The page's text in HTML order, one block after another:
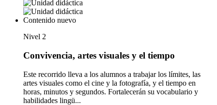
Contenido nuevo
Nivel 2
Convivencia, artes visuales y el tiempo
Este recorrido lleva a los alumnos a trabajar los límites, las
artes visuales como el cine y la fotografía, y el tiempo en
horas, minutos y segundos. Fortalecerán su vocabulario y
habilidades lingü...